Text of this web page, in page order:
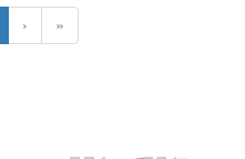
(current)
› »